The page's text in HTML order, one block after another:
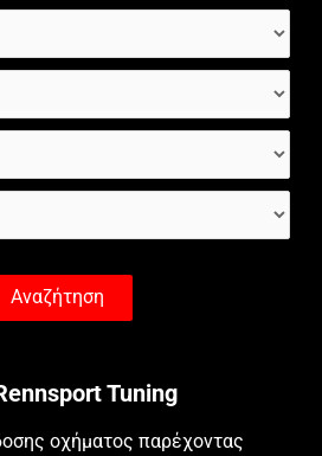
Αναζήτηση
Tuning
οχήματος παρέχοντας